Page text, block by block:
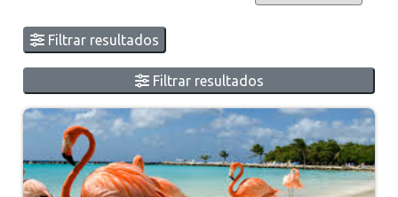
Filtrar resultados
Filtrar resultados